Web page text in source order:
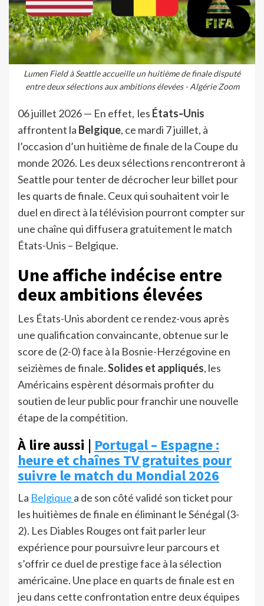
Lumen Field à Seattle accueille un huitième de finale disputé
entre deux sélections aux ambitions élevées - Algérie Zoom
06 juillet 2026 — En effet, les États‑Unis
affrontent la Belgique, ce mardi 7 juillet, à
l’occasion d’un huitième de finale de la Coupe du
monde 2026. Les deux sélections rencontreront à
Seattle pour tenter de décrocher leur billet pour
les quarts de finale. Ceux qui souhaitent voir le
duel en direct à la télévision pourront compter sur
une chaîne qui diffusera gratuitement le match
États-Unis – Belgique.
Une affiche indécise entre
deux ambitions élevées
Les États-Unis abordent ce rendez-vous après
une qualification convaincante, obtenue sur le
score de (2-0) face à la Bosnie-Herzégovine en
seizièmes de finale.Solides et appliqués, les
Américains espèrent désormais profiter du
soutien de leur public pour franchir une nouvelle
étape de la compétition.
À lire aussi | Portugal – Espagne :
heure et chaînes TV gratuites pour
suivre le match du Mondial 2026
La Belgique a de son côté validé son ticket pour
les huitièmes de finale en éliminant le Sénégal (3-
2). Les Diables Rouges ont fait parler leur
expérience pour poursuivre leur parcours et
s’offrir ce duel de prestige face à la sélection
américaine. Une place en quarts de finale est en
jeu dans cette confrontation entre deux équipes